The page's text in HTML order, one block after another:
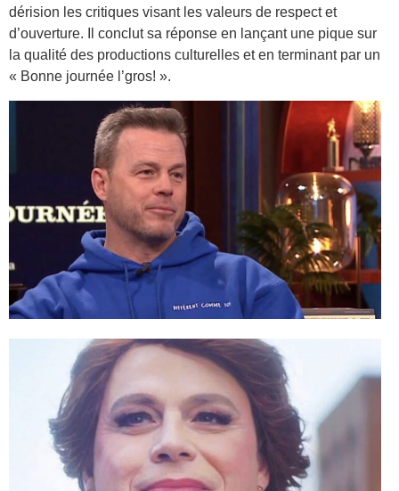
dérision les critiques visant les valeurs de respect et
d’ouverture. Il conclut sa réponse en lançant une pique sur
la qualité des productions culturelles et en terminant par un
« Bonne journée l’gros! ».